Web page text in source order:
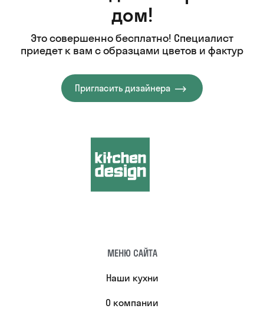
дом!
Это совершенно бесплатно! Специалист
приедет к вам с образцами цветов и фактур
Пригласить дизайнера
МЕНЮ САЙТА
Наши кухни
О компании